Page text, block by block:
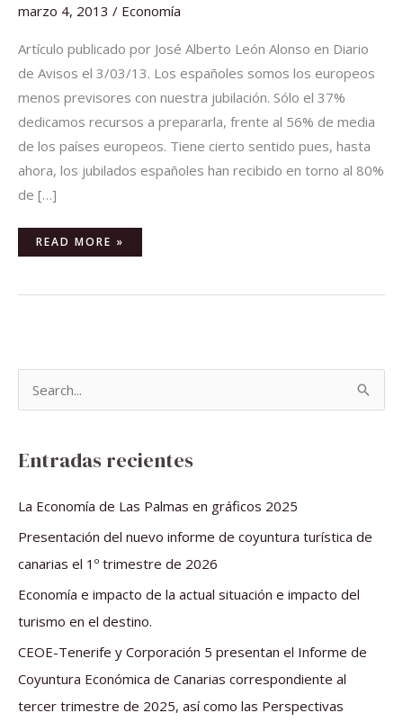
marzo 4, 2013 / Economía
Artículo publicado por José Alberto León Alonso en Diario
de Avisos el 3/03/13. Los españoles somos los europeos
menos previsores con nuestra jubilación. Sólo el 37%
dedicamos recursos a prepararla, frente al 56% de media
de los países europeos. Tiene cierto sentido pues, hasta
ahora, los jubilados españoles han recibido en torno al 80%
de […]
READ MORE »
a
r
Entradas recientes
La Economía de Las Palmas en gráficos 2025
Presentación del nuevo informe de coyuntura turística de
canarias el 1º trimestre de 2026
Economía e impacto de la actual situación e impacto del
turismo en el destino.
CEOE-Tenerife y Corporación 5 presentan el Informe de
Coyuntura Económica de Canarias correspondiente al
tercer trimestre de 2025, así como las Perspectivas